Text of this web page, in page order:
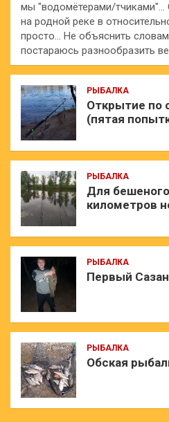
мы "водомётерами/тчиками"…
на родной реке в
просто… Не объяснить
постараюсь разнообразить
РЫБАЛКА
Открытие по
(пятая
РЫБАЛКА
Для
километров
РЫБАЛКА
Первый Сазан
РЫБАЛКА
Обская